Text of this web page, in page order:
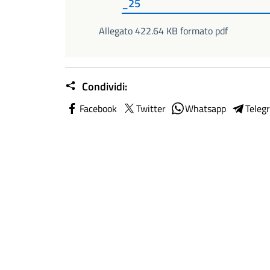
_25
Allegato 422.64 KB formato pdf
Condividi:
Facebook Twitter Whatsapp